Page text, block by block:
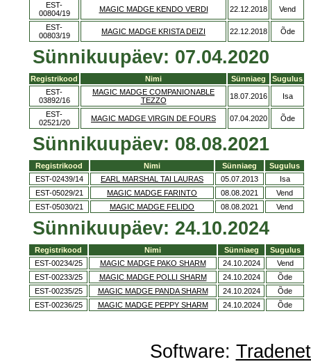
EST-
00804/19
MAGIC MADGE KENDO VERDI 22.12.2018 Vend
EST-
00803/19
MAGIC MADGE KRISTA DEIZI 22.12.2018 Õde
Sünnikuupäev: 07.04.2020
Registrikood Nimi Sünniaeg
Sugulus
EST-
03892/16
MAGIC MADGE COMPANIONABLE
TEZZO
18.07.2016 Isa
EST-
02521/20
MAGIC MADGE VIRGIN DE FOURS 07.04.2020 Õde
Sünnikuupäev: 08.08.2021
Registrikood Nimi Sünniaeg
Sugulus
EST-02439/14
EARL MARSHAL TAI LAURAS 05.07.2013
Isa
EST-05029/21
MAGIC MADGE FARINTO 08.08.2021
Vend
EST-05030/21
MAGIC MADGE FELIDO 08.08.2021 Vend
Sünnikuupäev: 24.10.2024
Registrikood Nimi Sünniaeg
Sugulus
EST-00234/25
MAGIC MADGE PAKO SHARM 24.10.2024
Vend
EST-00233/25
MAGIC MADGE POLLI SHARM 24.10.2024
Õde
EST-00235/25
MAGIC MADGE PANDA SHARM 24.10.2024
Õde
EST-00236/25
MAGIC MADGE PEPPY SHARM 24.10.2024 Õde
Software: